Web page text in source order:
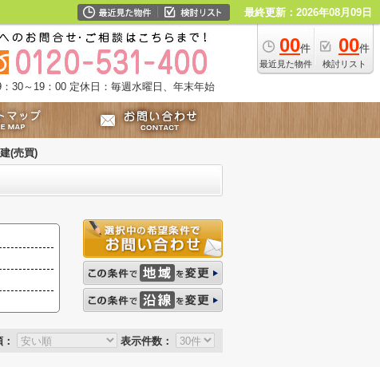
最終更新：2026年08月09日
00件
最近見た物件
00件
検討リスト
30～19：00 定休日：毎週水曜日、年末年始
(売買)
表示件数：